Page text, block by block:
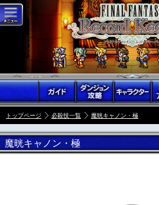
トップページ 必殺技一覧 魔晄キャノン・極
魔晄キャノン・極